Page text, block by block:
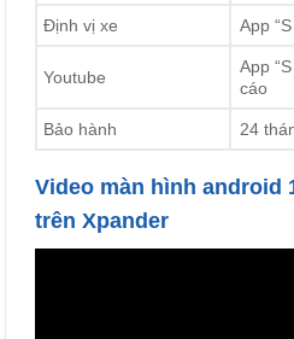
Định vị xe App
Youtube
App
cáo
Bảo hành 24
Video màn hình android
trên Xpander